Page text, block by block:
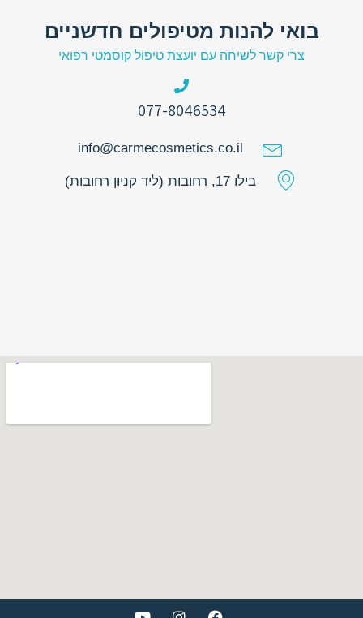
בואי להנות מטיפולים חדשניים
צרי קשר לשיחה עם יועצת טיפול קוסמטי רפואי
077-8046534
info@carmecosmetics.co.il
בילו 17, רחובות (ליד קניון רחובות)